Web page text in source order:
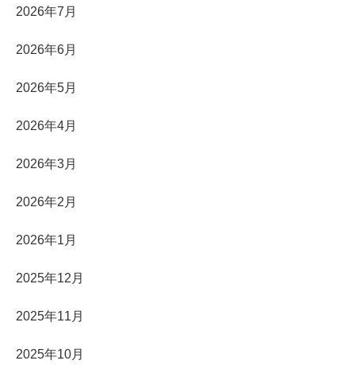
2026年7月
2026年6月
2026年5月
2026年4月
2026年3月
2026年2月
2026年1月
2025年12月
2025年11月
2025年10月